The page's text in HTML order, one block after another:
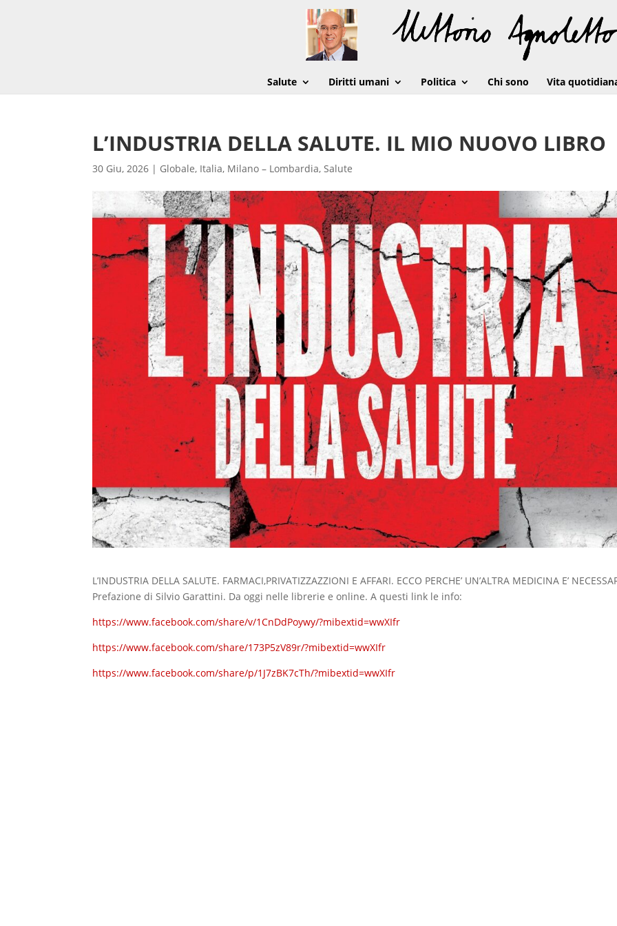
Salute Diritti umani Politica Chi sono Vita
L’INDUSTRIA DELLA SALUTE. IL MIO NUOVO LIBRO
30 Giu, 2026 | Globale, Italia, Milano – Lombardia,Salute
L’INDUSTRIA DELLA SALUTE. FARMACI,PRIVATIZZAZZIONI E AFFARI. ECCO PERCHE’ UN’ALTRA MEDICINA E’
Prefazione di Silvio Garattini. Da oggi nelle librerie e online. A questi link le info:
https://www.facebook.com/share/v/1CnDdPoywy/?mibextid=wwXIfr
https://www.facebook.com/share/173P5zV89r/?mibextid=wwXIfr
https://www.facebook.com/share/p/1J7zBK7cTh/?mibextid=wwXIfr